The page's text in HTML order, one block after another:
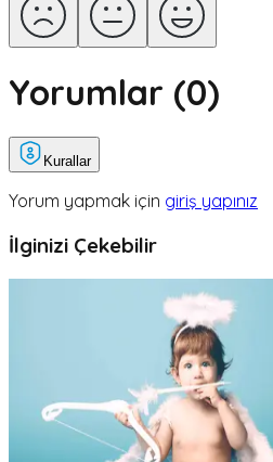
Yorumlar (0)
Kurallar
Yorum yapmak için giriş yapınız
İlginizi Çekebilir